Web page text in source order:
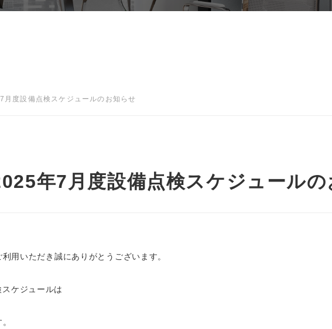
度設備点検スケジュールのお知らせ
年7月度設備点検スケジュールの
用いただき誠にありがとうございます。
ケジュールは